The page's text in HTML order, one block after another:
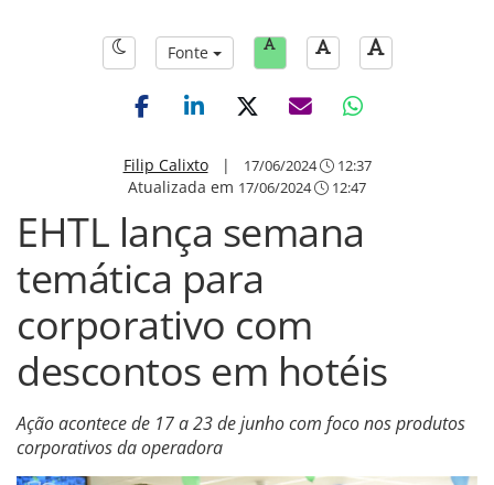
Fonte
Filip Calixto| 17/06/2024 12:37
Atualizada em 17/06/2024 12:47
EHTL lança semana
temática para
corporativo com
descontos em hotéis
Ação acontece de 17 a 23 de junho com foco nos produtos
corporativos da operadora